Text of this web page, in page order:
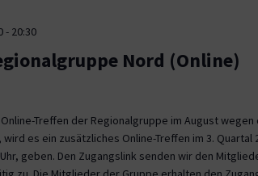
- 20:30
Nord (Online)
Treffen der Regionalgruppe im August wegen
es ein zusätzliches Online-Treffen im 3. Quartal
Uhr, geben. Den Zugangslink senden wir den